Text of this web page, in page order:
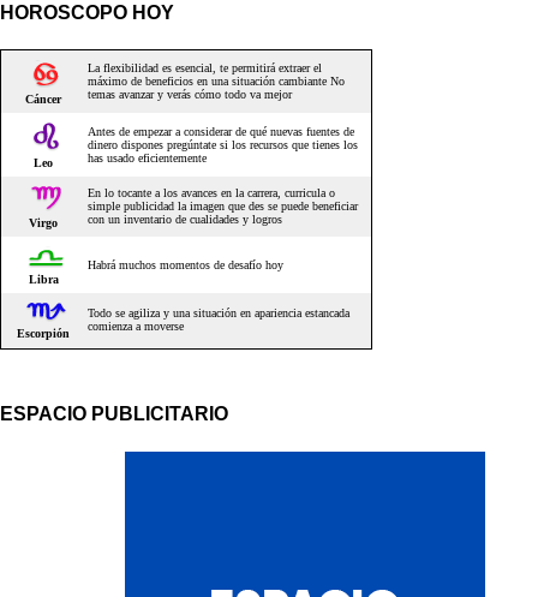
HOROSCOPO HOY
ESPACIO PUBLICITARIO